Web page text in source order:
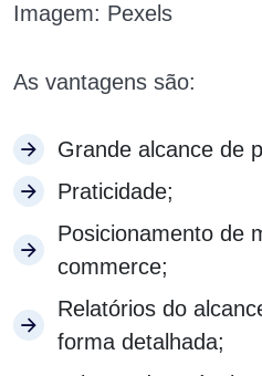
Imagem: Pexels
As vantagens são:
Grande alcance de
Praticidade;
Posicionamento de
commerce;
Relatórios do
forma detalhada;